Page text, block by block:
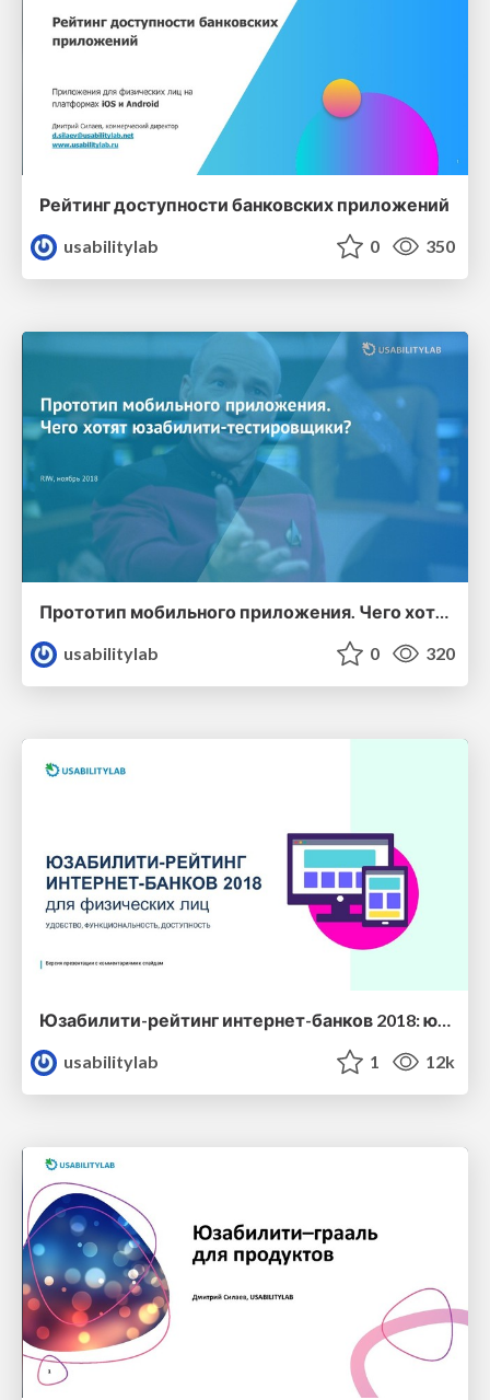
Рейтинг доступности банковских приложений
usabilitylab
0 350
Прототип мобильного приложения. Чего хотят юзабилити-тестировщики?
usabilitylab
0 320
Юзабилити-рейтинг интернет-банков 2018: юзабилити, функциональность, доступность
usabilitylab
1 12k